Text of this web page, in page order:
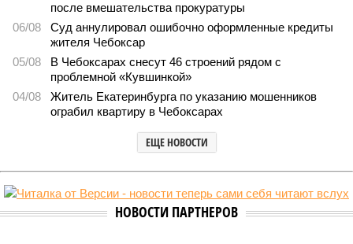
Роспотребнадзор после проверки отстранил от работы 20
сотрудников детских лагерей
детских лагерей (фото: pixnio.com)
Руководитель Управления Роспотребнадзора по Чувашской
Республике Татьяна Гермонова принимала участие в заседании
Межведомственной комиссии, занимающейся вопросами
организации детского отдыха и оздоровления в регионе. В